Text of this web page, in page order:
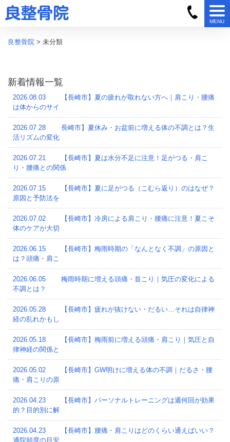
MENU
良整骨院 > 未分類
新着情報一覧
2026.08.03
【長崎市】夏の疲れが取れない方へ｜肩こり・腰痛
は体からのサイ
2026.07.28
長崎市】夏休み・お盆前に増える体の不調とは？生
活リズムの変化
2026.07.21
【長崎市】夏は水分不足に注意！足がつる・肩こ
り・腰痛との関係
2026.07.15
【長崎市】夏に足がつる（こむら返り）のはなぜ？
原因と予防法を
2026.07.02
【長崎市】冷房による肩こり・腰痛に注意！夏こそ
体のケアが大切
2026.06.15
【長崎市】梅雨時期の「なんとなく不調」の原因と
は？頭痛・肩こ
2026.06.05
梅雨時期に増える頭痛・首こり｜気圧の変化による
不調とは？
2026.05.28
【長崎市】疲れが抜けない・だるい…それは自律神
経の乱れかもし
2026.05.18
【長崎市】梅雨前に増える頭痛・肩こり｜気圧と自
律神経の関係と
2026.05.02
【長崎市】GW明けに増える体の不調｜だるさ・腰
痛・肩こりの原
2026.04.23
【長崎市】パーソナルトレーニングは週何回が効果
的？目的別に解
2026.04.23
【長崎市】腰痛・肩こりはどのくらい通えばいい？
通院頻度の目安